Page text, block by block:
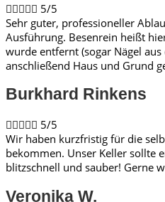
 5/5
Sehr guter, professioneller
Ausführung. Besenrein heißt
wurde entfernt (sogar Nägel
anschließend Haus und Grund
Burkhard Rinkens​
 5/5
Wir haben kurzfristig für die
bekommen. Unser Keller sollte
blitzschnell und sauber! Gerne
Veronika W.​